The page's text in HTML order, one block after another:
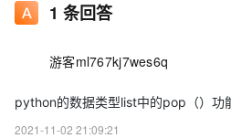
1 条回答
游客ml767kj7wes6q
python的数据类型list中的pop（）功
2021-11-02 21:09:21